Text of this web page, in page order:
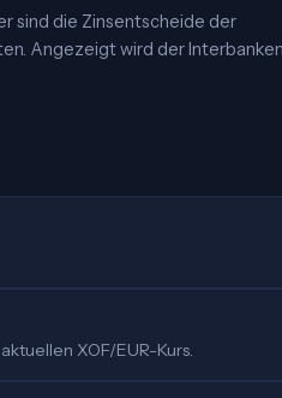
sind die Zinsentscheide der
Angezeigt wird der
XOF/EUR-Kurs.